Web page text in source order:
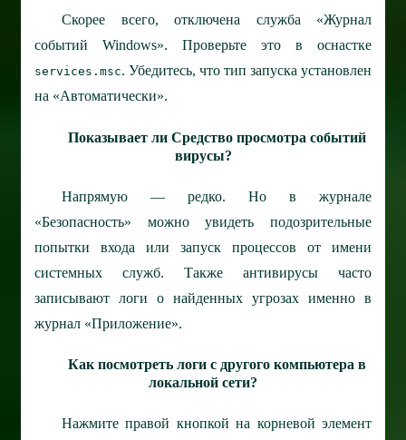
Скорее всего, отключена служба «Журнал
событий Windows». Проверьте это в оснастке
services.msc. Убедитесь, что тип запуска установлен
на «Автоматически».
Показывает ли Средство просмотра событий
вирусы?
Напрямую — редко. Но в журнале
«Безопасность» можно увидеть подозрительные
попытки входа или запуск процессов от имени
системных служб. Также антивирусы часто
записывают логи о найденных угрозах именно в
журнал «Приложение».
Как посмотреть логи с другого компьютера в
локальной сети?
Нажмите правой кнопкой на корневой элемент